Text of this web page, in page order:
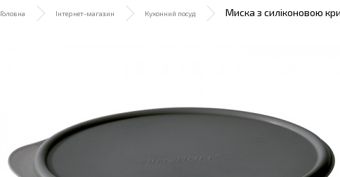
Головна Інтернет-магазин Кухонний посуд Миска з силіконовою